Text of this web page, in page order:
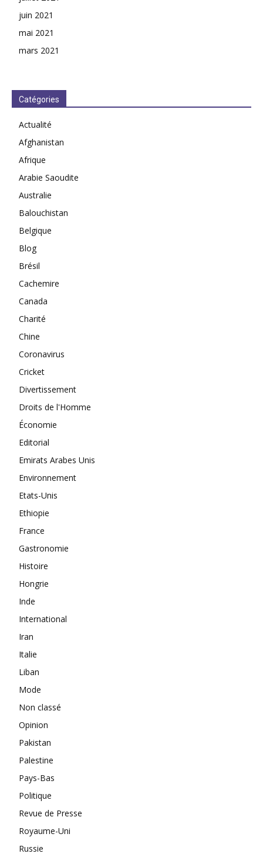
juin 2021
mai 2021
mars 2021
Catégories
Actualité
Afghanistan
Afrique
Arabie Saoudite
Australie
Balouchistan
Belgique
Blog
Brésil
Cachemire
Canada
Charité
Chine
Coronavirus
Cricket
Divertissement
Droits de l'Homme
Économie
Editorial
Emirats Arabes Unis
Environnement
Etats-Unis
Ethiopie
France
Gastronomie
Histoire
Hongrie
Inde
International
Iran
Italie
Liban
Mode
Non classé
Opinion
Pakistan
Palestine
Pays-Bas
Politique
Revue de Presse
Royaume-Uni
Russie